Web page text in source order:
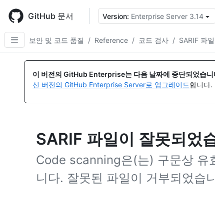
main
content
GitHub 문서 Version: Enterprise Server 3.14
보안 및 코드 품질
/ Reference / 코드 검사 / SARIF 파일
이 버전의 GitHub Enterprise는 다음 날짜에 중단되었습니
신 버전의 GitHub Enterprise Server로 업그레이드합니다.
SARIF 파일이 잘못되었
Code scanning은(는) 구문상 유
니다. 잘못된 파일이 거부되었습